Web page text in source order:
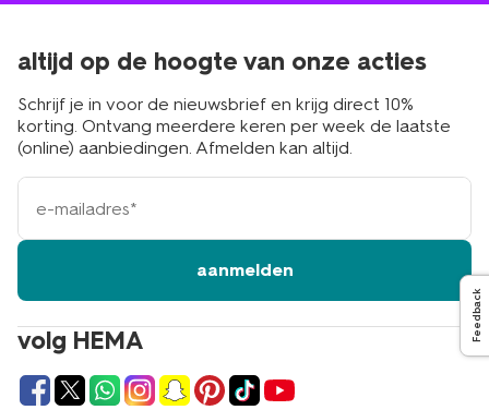
volg HEMA
altijd op de hoogte van onze acties
Schrijf je in voor de nieuwsbrief en krijg direct 10%
korting. Ontvang meerdere keren per week de laatste
(online) aanbiedingen. Afmelden kan altijd.
e-
mailadres
aanmelden
Feedback